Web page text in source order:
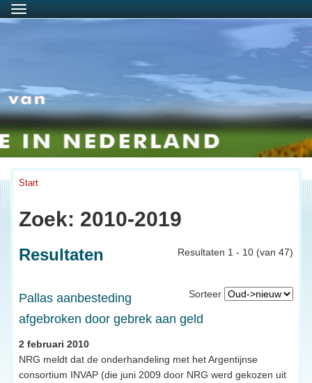
Menu
Start
Zoek: 2010-2019
Resultaten 1 - 10 (van 47)
Resultaten
Sorteer
Pallas aanbesteding
afgebroken door gebrek aan geld
2 februari 2010
NRG meldt dat de onderhandeling met het Argentijnse
consortium INVAP (die juni 2009 door NRG werd gekozen uit